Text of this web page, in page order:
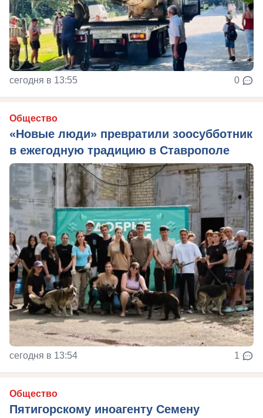
сегодня в 13:55 0
Общество
«Новые люди» превратили зоосубботник
в ежегодную традицию в Ставрополе
сегодня в 13:54 1
Общество
Пятигорскому иноагенту Семену